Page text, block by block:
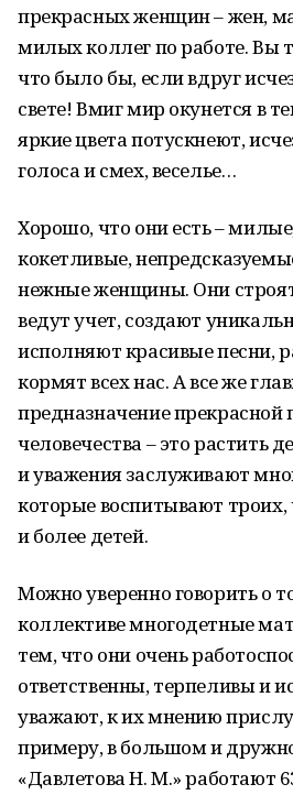
прекрасных женщин – жен,
милых коллег по работе. Вы
что было бы, если вдруг
свете! Вмиг мир окунется в
яркие цвета потускнеют,
голоса и смех, веселье…
Хорошо, что они есть –
кокетливые,
нежные женщины. Они
ведут учет, создают
исполняют красивые песни,
кормят всех нас. А все же
предназначение прекрасной
человечества – это растить
и уважения заслуживают
которые воспитывают
и более детей.
Можно уверенно говорить о
коллективе многодетные
тем, что они очень
ответственны, терпеливы и
уважают, к их мнению
примеру, в большом и
«Давлетова Н. М.» работают